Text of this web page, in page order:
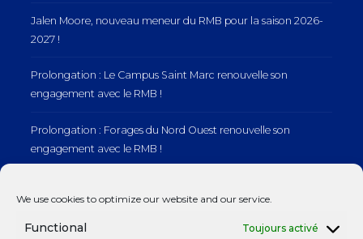
We use cookies to optimize our website and our service.
Functional Toujours activé
Jalen Moore, nouveau meneur du RMB pour la saison 2026-
2027 !
Prolongation : Le Campus Saint Marc renouvelle son
engagement avec le RMB !
Prolongation : Forages du Nord Ouest renouvelle son
engagement avec le RMB !
engagement avec le RMB !